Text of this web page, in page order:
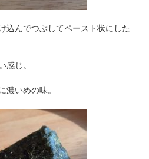
込んでつぶしてペースト状にした
感じ。
濃いめの味。